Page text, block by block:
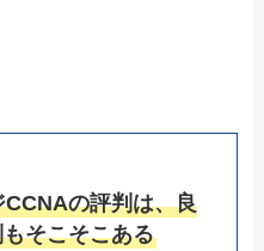
の評判は、良
そこそこある